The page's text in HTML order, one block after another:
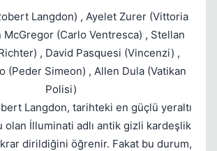
Langdon) , Ayelet Zurer (Vittoria
McGregor (Carlo Ventresca) , Stellan
, David Pasquesi (Vincenzi) ,
(Peder Simeon) , Allen Dula (Vatikan
Polisi)
Langdon, tarihteki en güçlü yeraltı
olan İlluminati adlı antik gizli kardeşlik
dirildiğini öğrenir. Fakat bu durum,